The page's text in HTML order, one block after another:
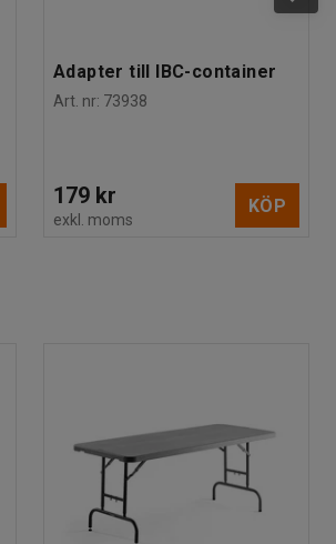
Adapter till IBC-container
Art. nr: 73938
179 kr
exkl. moms
KÖP